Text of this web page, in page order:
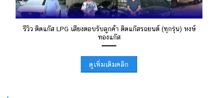
รีวิว ติดแก๊ส LPG เสียงตอบรับลูกค้า ติดแก๊สรถยนต์ (ทุกรุ่น) หงษ์
ทองแก๊ส
ดูเพิ่มเติมคลิก